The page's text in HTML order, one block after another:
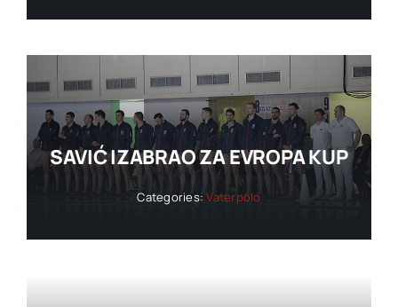
SAVIĆ IZABRAO ZA EVROPA KUP
Categories:Vaterpolo